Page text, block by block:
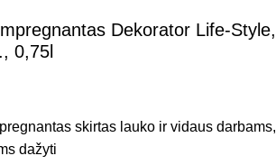
Dekorator Life-Style,
0,75l
skirtas lauko ir vidaus darbams,
dažyti